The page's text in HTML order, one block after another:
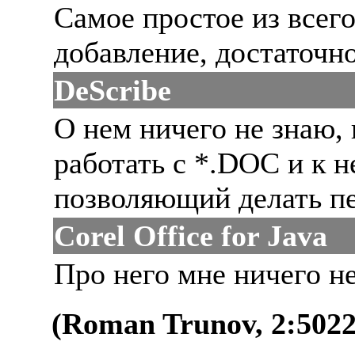
Самое простое из
добавление,
DeScribe
О нем ничего не знаю,
работать с *.DOC и к
позволяющий делать
Corel Office for Java
Про него мне ничего
(Roman Trunov,